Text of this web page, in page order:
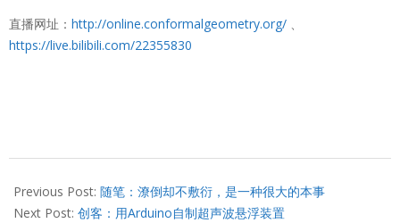
直播网址： http://online.conformalgeometry.org/ 、
https://live.bilibili.com/22355830
09-
10
Previous Post: 随笔：潦倒却不敷衍，是一种很大的本事
Next Post: 创客：用Arduino自制超声波悬浮装置